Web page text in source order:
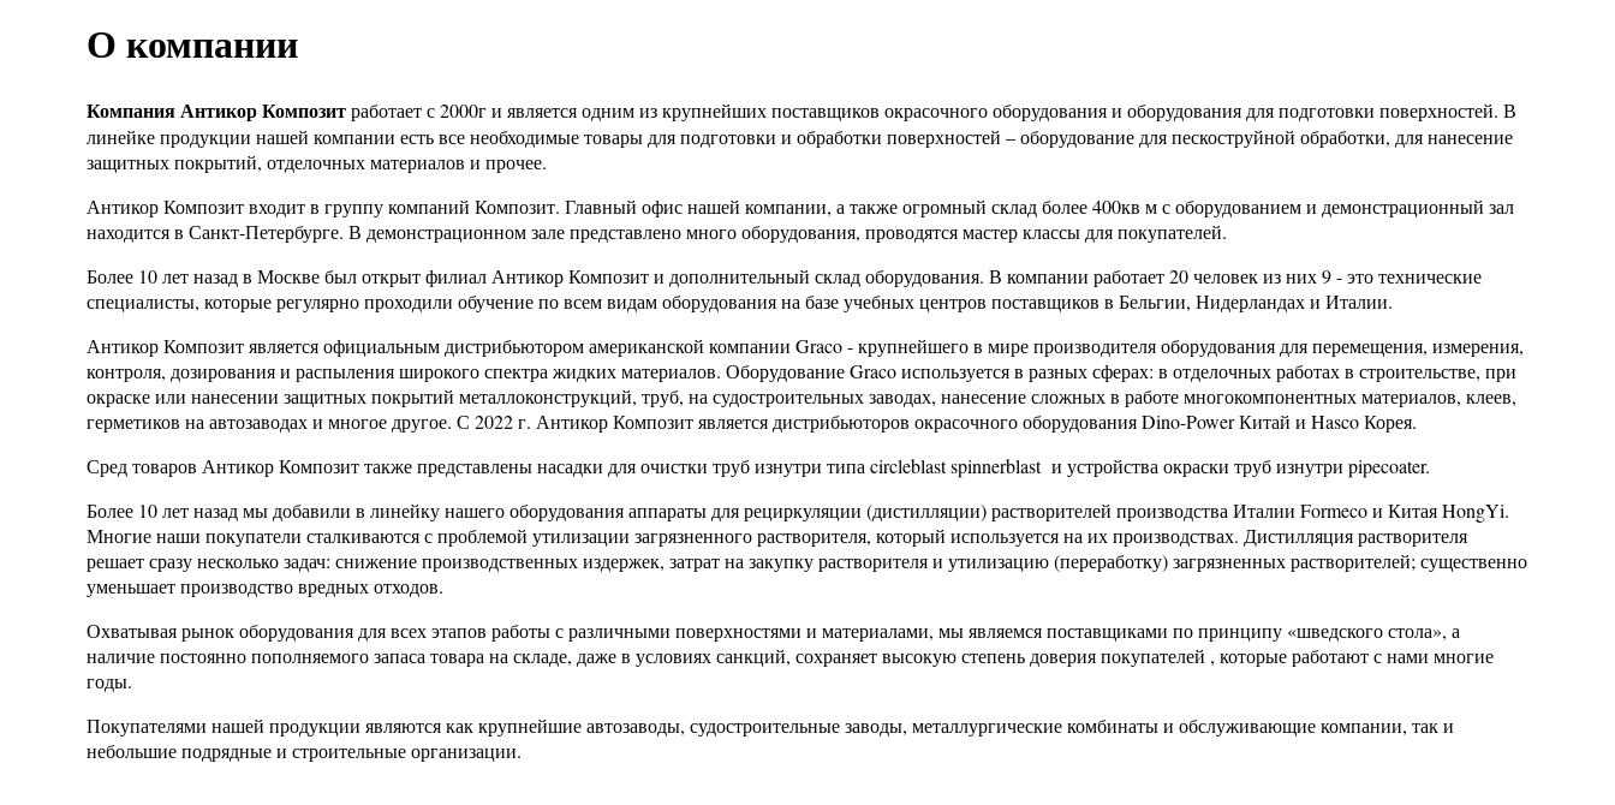
О компании
Компания Антикор Композитработает с 2000г и является одним из крупнейших поставщиков окрасочного оборудования и оборудования для подготовки поверхностей. В
линейке продукции нашей компании есть все необходимые товары для подготовки и обработки поверхностей – оборудование для пескоструйной обработки, для нанесение
защитных покрытий, отделочных материалов и прочее.
Антикор Композит входит в группу компаний Композит. Главный офис нашей компании, а также огромный склад более 400кв м с оборудованием и демонстрационный зал
находится в Санкт-Петербурге. В демонстрационном зале представлено много оборудования, проводятся мастер классы для покупателей.
Более 10 лет назад в Москве был открыт филиал Антикор Композит и дополнительный склад оборудования. В компании работает 20 человек из них 9 - это технические
специалисты, которые регулярно проходили обучение по всем видам оборудования на базе учебных центров поставщиков в Бельгии, Нидерландах и Италии.
Антикор Композит является официальным дистрибьютором американской компании Graco - крупнейшего в мире производителя оборудования для перемещения, измерения,
контроля, дозирования и распыления широкого спектра жидких материалов. Оборудование Graco используется в разных сферах: в отделочных работах в строительстве, при
окраске или нанесении защитных покрытий металлоконструкций, труб, на судостроительных заводах, нанесение сложных в работе многокомпонентных материалов, клеев,
герметиков на автозаводах и многое другое. С 2022 г. Антикор Композит является дистрибьюторов окрасочного оборудования Dino-Power Китай и Hasco Корея.
Сред товаров Антикор Композит также представлены насадки для очистки труб изнутри типа circleblast spinnerblast и устройства окраски труб изнутри pipecoater.
Более 10 лет назад мы добавили в линейку нашего оборудования аппараты для рециркуляции (дистилляции) растворителей производства Италии Formeco и Китая HongYi.
Многие наши покупатели сталкиваются с проблемой утилизации загрязненного растворителя, который используется на их производствах. Дистилляция растворителя
решает сразу несколько задач: снижение производственных издержек, затрат на закупку растворителя и утилизацию (переработку) загрязненных растворителей; существенно
уменьшает производство вредных отходов.
Охватывая рынок оборудования для всех этапов работы с различными поверхностями и материалами, мы являемся поставщиками по принципу «шведского стола», а
наличие постоянно пополняемого запаса товара на складе, даже в условиях санкций, сохраняет высокую степень доверия покупателей , которые работают с нами многие
годы.
Покупателями нашей продукции являются как крупнейшие автозаводы, судостроительные заводы, металлургические комбинаты и обслуживающие компании, так и
небольшие подрядные и строительные организации.